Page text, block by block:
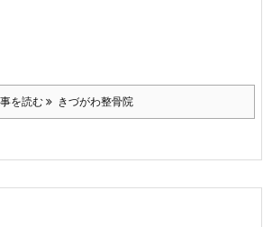
を読む きづがわ整骨院